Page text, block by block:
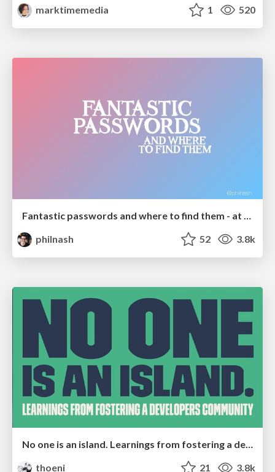
marktimemedia
1 520
Fantastic passwords and where to find them - at NoRuKo
philnash
52 3.8k
No one is an island. Learnings from fostering a developers community.
thoeni
21 3.8k